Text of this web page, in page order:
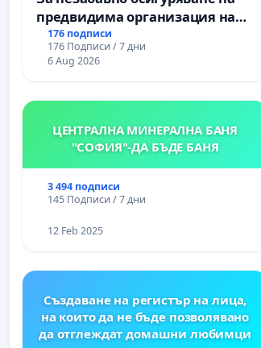
предвидима организация на
учебния процес и гарантиране
на правото на равнопоставено
и качествено образование на
гимназия „
176 подписи
176 Подписи / 7 дни
6 Aug 2026
ЦЕНТРАЛНА МИНЕРАЛНА БАНЯ
"СОФИЯ"-ДА БЪДЕ БАНЯ
3 494 подписи
145 Подписи / 7 дни
12 Feb 2025
Създаване на регистър на лица,
на които да не бъде позволявано
да отглеждат домашни любимци